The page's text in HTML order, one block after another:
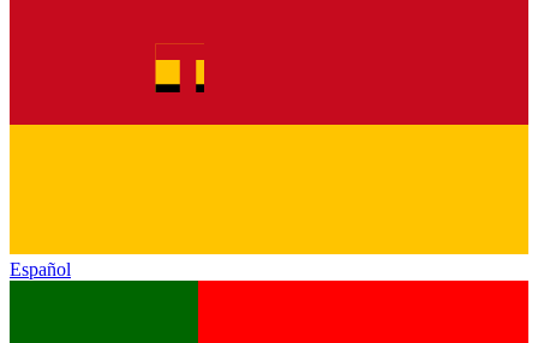
Español